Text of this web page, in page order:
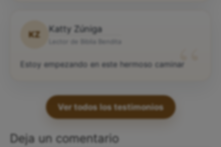
KZ
Katty Zúniga
“
Estoy empezando en este hermoso caminar
Ver todos los testimonios
Deja un comentario